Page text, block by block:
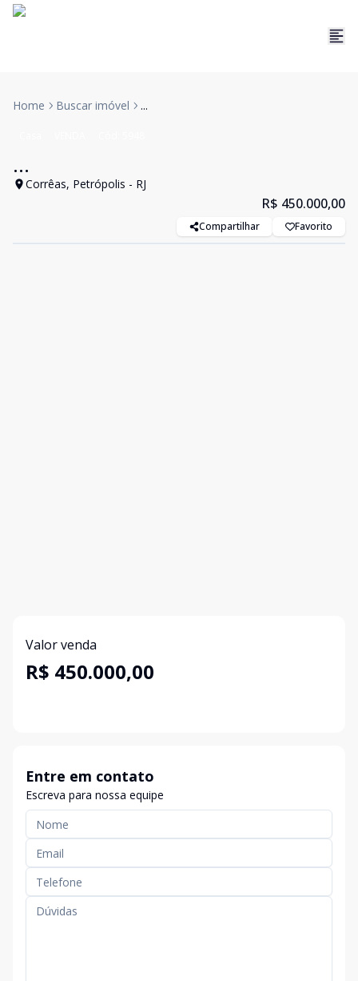
Home Buscar imóvel ...
...
Corrêas, Petrópolis - RJ
R$ 450.000,00
Compartilhar Favorito
Valor venda
R$ 450.000,00
Entre em contato
Escreva para nossa equipe